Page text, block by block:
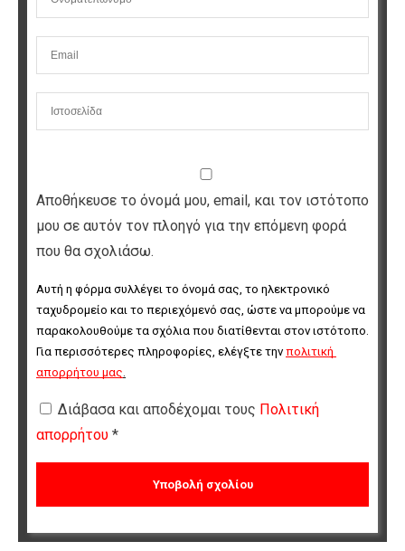
Αποθήκευσε το όνομά μου, email, και τον ιστότοπο
μου σε αυτόν τον πλοηγό για την επόμενη φορά
που θα σχολιάσω.
Αυτή η φόρμα συλλέγει το όνομά σας, το ηλεκτρονικό
ταχυδρομείο και το περιεχόμενό σας, ώστε να μπορούμε να
παρακολουθούμε τα σχόλια που διατίθενται στον ιστότοπο.
Για περισσότερες πληροφορίες, ελέγξτε την πολιτική
απορρήτου μας
Διάβασα και αποδέχομαι τους Πολιτική
απορρήτου *